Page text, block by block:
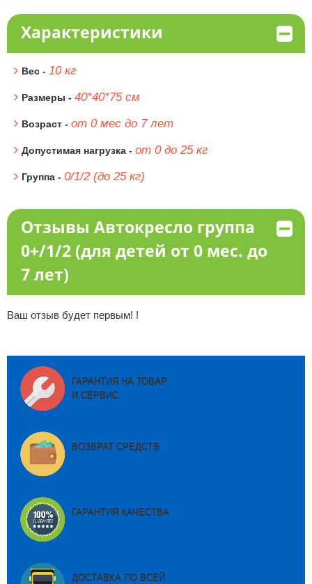
Характеристики
Вес - 10 кг
Размеры - 40*40*75 см
Возраст - от 0 мес до 7 лет
Допустимая нагрузка - от 0 до 25 кг
Группа - 0/1/2 (до 25 кг)
Отзывы Автокресло группа
0+/1/2 (для детей от 0 мес. до
7 лет)
Ваш отзыв будет первым! !
ГАРАНТИЯ НА ТОВАР
И СЕРВИС
ВОЗВРАТ СРЕДСТВ
ГАРАНТИЯ КАЧЕСТВА
ДОСТАВКА ПО ВСЕЙ